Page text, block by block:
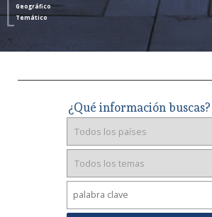
Geográfico
Temático
¿Qué información buscas?